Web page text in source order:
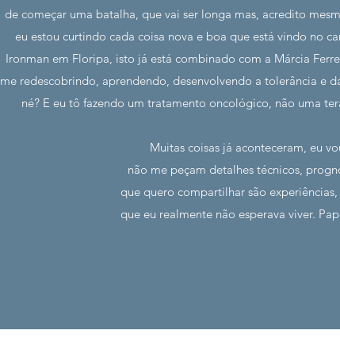
de começar uma batalha, que vai ser longa mas, acredito
eu estou curtindo cada coisa nova e boa que está vindo no
Ironman em Floripa, isto já está combinado com a Márcia
me redescobrindo, aprendendo, desenvolvendo a tolerância e
né? E eu tô fazendo um tratamento oncológico, não uma
Muitas coisas já aconteceram, eu
não me peçam detalhes técnicos,
que quero compartilhar são
que eu realmente não esperava viver.